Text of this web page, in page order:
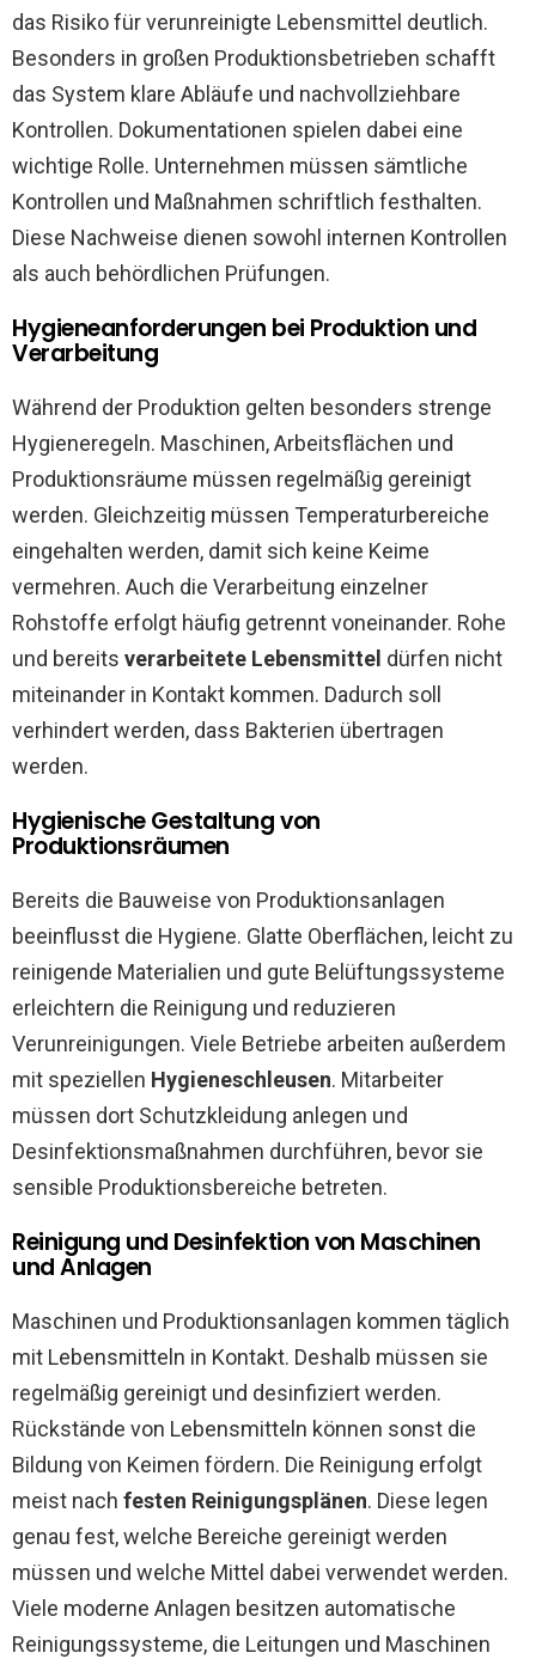
das Risiko für verunreinigte Lebensmittel deutlich.
Besonders in großen Produktionsbetrieben schafft
das System klare Abläufe und nachvollziehbare
Kontrollen. Dokumentationen spielen dabei eine
wichtige Rolle. Unternehmen müssen sämtliche
Kontrollen und Maßnahmen schriftlich festhalten.
Diese Nachweise dienen sowohl internen Kontrollen
als auch behördlichen Prüfungen.
Hygieneanforderungen bei Produktion und
Verarbeitung
Während der Produktion gelten besonders strenge
Hygieneregeln. Maschinen, Arbeitsflächen und
Produktionsräume müssen regelmäßig gereinigt
werden. Gleichzeitig müssen Temperaturbereiche
eingehalten werden, damit sich keine Keime
vermehren. Auch die Verarbeitung einzelner
Rohstoffe erfolgt häufig getrennt voneinander. Rohe
und bereits verarbeitete Lebensmittel dürfen nicht
miteinander in Kontakt kommen. Dadurch soll
verhindert werden, dass Bakterien übertragen
werden.
Hygienische Gestaltung von
Produktionsräumen
Bereits die Bauweise von Produktionsanlagen
beeinflusst die Hygiene. Glatte Oberflächen, leicht zu
reinigende Materialien und gute Belüftungssysteme
erleichtern die Reinigung und reduzieren
Verunreinigungen. Viele Betriebe arbeiten außerdem
mit speziellen Hygieneschleusen. Mitarbeiter
müssen dort Schutzkleidung anlegen und
Desinfektionsmaßnahmen durchführen, bevor sie
sensible Produktionsbereiche betreten.
Reinigung und Desinfektion von Maschinen
und Anlagen
Maschinen und Produktionsanlagen kommen täglich
mit Lebensmitteln in Kontakt. Deshalb müssen sie
regelmäßig gereinigt und desinfiziert werden.
Rückstände von Lebensmitteln können sonst die
Bildung von Keimen fördern. Die Reinigung erfolgt
meist nach festen Reinigungsplänen. Diese legen
genau fest, welche Bereiche gereinigt werden
müssen und welche Mittel dabei verwendet werden.
Viele moderne Anlagen besitzen automatische
Reinigungssysteme, die Leitungen und Maschinen